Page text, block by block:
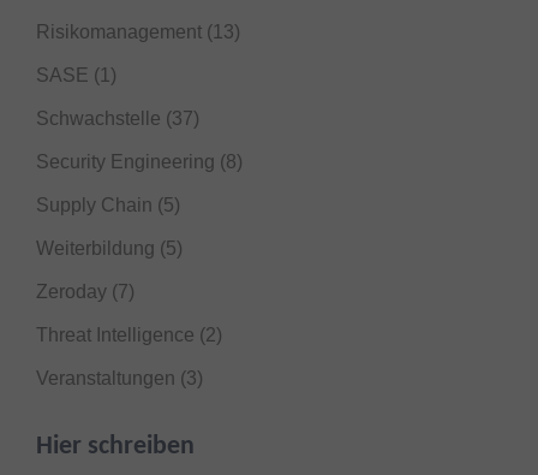
Risikomanagement (13)
SASE (1)
Schwachstelle (37)
Security Engineering (8)
Supply Chain (5)
Weiterbildung (5)
Zeroday (7)
Threat Intelligence (2)
Veranstaltungen (3)
Hier schreiben